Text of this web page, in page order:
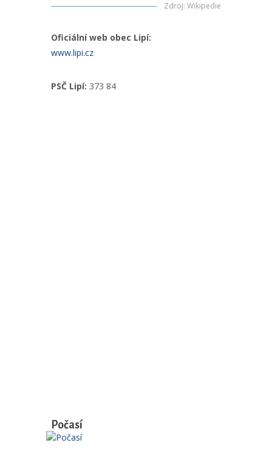
Zdroj: Wikipedie
Oficiální web obec Lipí:
www.lipi.cz
PSČ Lipí: 373 84
Počasí